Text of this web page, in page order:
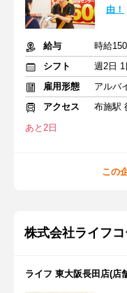
由！
給与
シフト
週2日
雇用形態
アルバ
アクセス
布施駅
あと2日
この
株式会社ライフ
ライフ 東大阪長田店(店